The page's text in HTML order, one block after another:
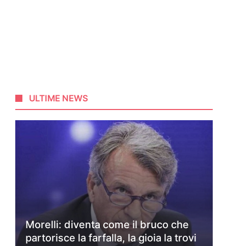
ULTIME NEWS
Morelli: diventa come il bruco che
partorisce la farfalla, la gioia la trovi